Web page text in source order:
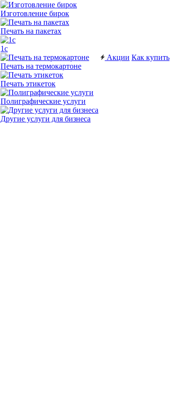
Изготовление бирок
Печать на пакетах
1c
Печать на термокартоне
Печать этикеток
Полиграфические услуги
Другие услуги для бизнеса
Акции Как купить